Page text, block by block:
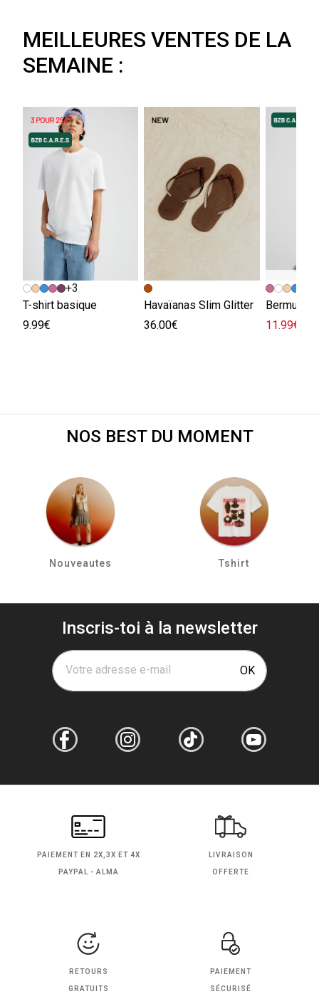
MEILLEURES VENTES DE LA
SEMAINE :
+3
T-shirt basique
9.99€
Havaïanas Slim Glitter
36.00€
Bermuda
11.99€
NOS BEST DU MOMENT
Nouveautes Tshirt
Inscris-toi à la newsletter
Votre adresse e-mail OK
PAIEMENT EN 2X,3X ET 4X
PAYPAL - ALMA
LIVRAISON
OFFERTE
RETOURS
GRATUITS
PAIEMENT
SÉCURISÉ